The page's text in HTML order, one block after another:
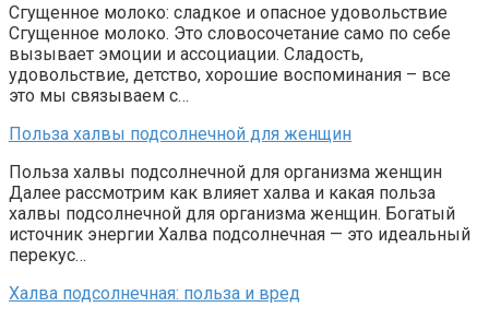
Сгущенное молоко: сладкое и опасное удовольствие
Сгущенное молоко. Это словосочетание само по себе
вызывает эмоции и ассоциации. Сладость,
удовольствие, детство, хорошие воспоминания – все
это мы связываем с…
Польза халвы подсолнечной для женщин
Польза халвы подсолнечной для организма женщин
Далее рассмотрим как влияет халва и какая польза
халвы подсолнечной для организма женщин. Богатый
источник энергии Халва подсолнечная — это идеальный
перекус…
Халва подсолнечная: польза и вред